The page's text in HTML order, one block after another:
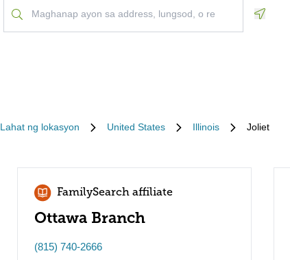
Lahat ng lokasyon United States Illinois Joliet
FamilySearch affiliate
Ottawa Branch
(815) 740-2666